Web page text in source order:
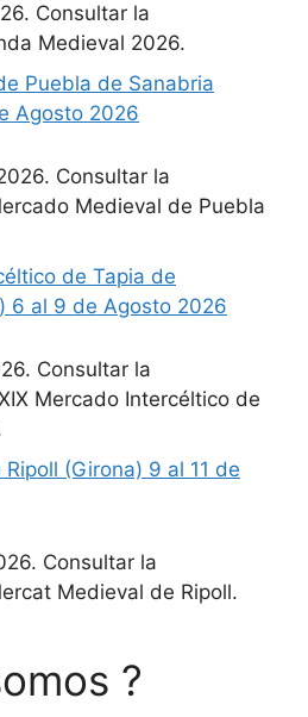
Consultar la
Medieval 2026.
Puebla de Sanabria
Agosto 2026
Consultar la
Medieval de Puebla
de Tapia de
6 al 9 de Agosto 2026
Consultar la
Mercado Intercéltico de
(Girona) 9 al 11 de
Consultar la
Medieval de Ripoll.
?